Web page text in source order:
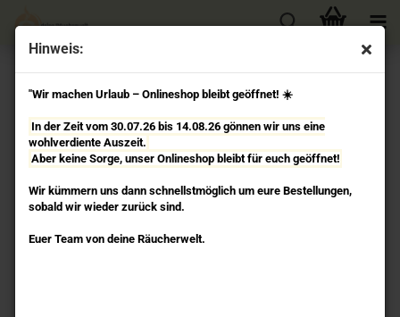
Hinweis:
"Wir machen Urlaub – Onlineshop bleibt geöffnet! ☀️
In der Zeit vom 30.07.26 bis 14.08.26 gönnen wir uns eine
wohlverdiente Auszeit.
Aber keine Sorge, unser Onlineshop bleibt für euch geöffnet!
Wir kümmern uns dann schnellstmöglich um eure Bestellungen,
sobald wir wieder zurück sind.
Euer Team von deine Räucherwelt.
« Erster « zurück weiter »
Letzter »
91Artikel in dieser Kategorie
Äther - Elemense Räucherstäbchen Nippon Kodo